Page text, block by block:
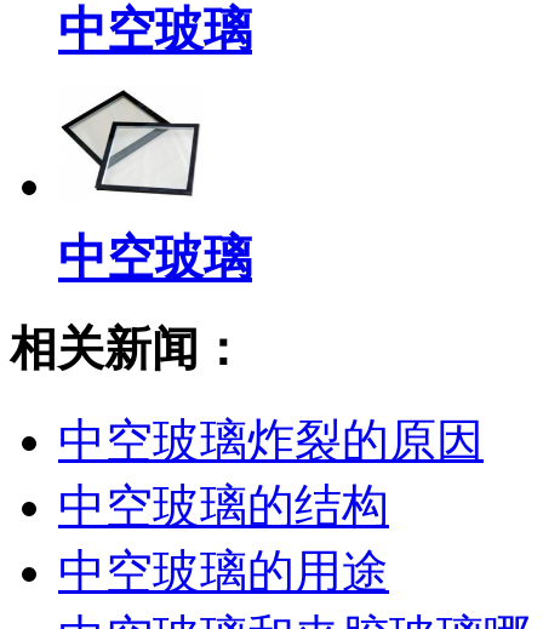
中空玻璃
中空玻璃
相关新闻：
中空玻璃炸裂的原因
中空玻璃的结构
中空玻璃的用途